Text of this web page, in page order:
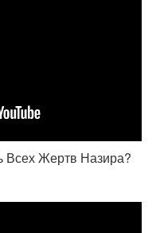
Всех Жертв Назира?